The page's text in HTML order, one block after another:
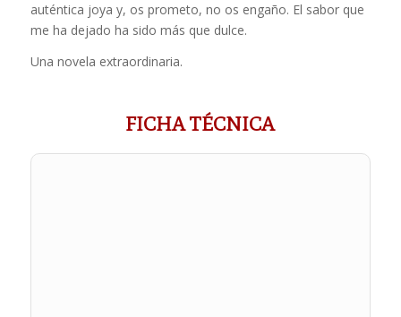
auténtica joya y, os prometo, no os engaño. El sabor que
me ha dejado ha sido más que dulce.
Una novela extraordinaria.
FICHA TÉCNICA